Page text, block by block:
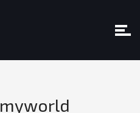
myworld